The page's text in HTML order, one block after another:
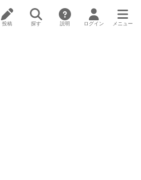
投稿 探す 説明 ログイン メニュー